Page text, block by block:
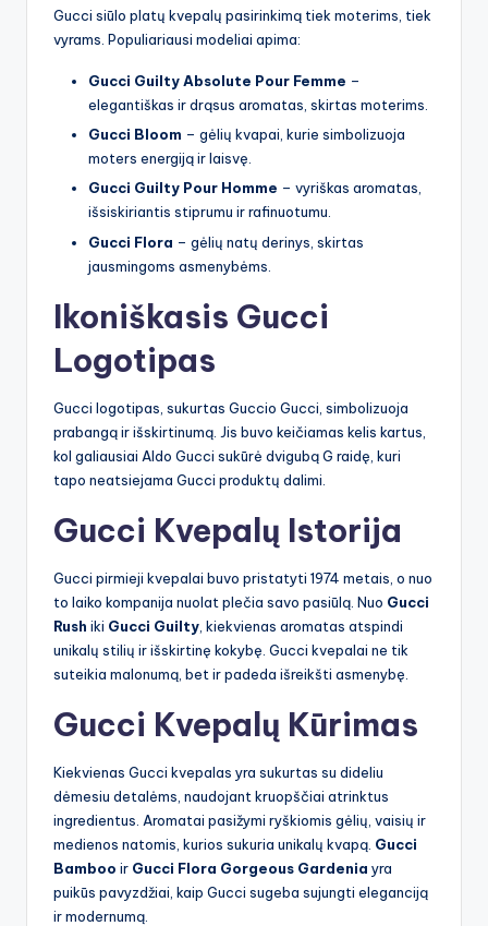
Gucci siūlo platų kvepalų pasirinkimą tiek moterims, tiek
vyrams. Populiariausi modeliai apima:
Gucci Guilty Absolute Pour Femme –
elegantiškas ir drąsus aromatas, skirtas moterims.
Gucci Bloom – gėlių kvapai, kurie simbolizuoja
moters energiją ir laisvę.
Gucci Guilty Pour Homme – vyriškas aromatas,
išsiskiriantis stiprumu ir rafinuotumu.
Gucci Flora – gėlių natų derinys, skirtas
jausmingoms asmenybėms.
Ikoniškasis Gucci
Logotipas
Gucci logotipas, sukurtas Guccio Gucci, simbolizuoja
prabangą ir išskirtinumą. Jis buvo keičiamas kelis kartus,
kol galiausiai Aldo Gucci sukūrė dvigubą G raidę, kuri
tapo neatsiejama Gucci produktų dalimi.
Gucci Kvepalų Istorija
Gucci pirmieji kvepalai buvo pristatyti 1974 metais, o nuo
to laiko kompanija nuolat plečia savo pasiūlą. Nuo Gucci
Rush iki Gucci Guilty , kiekvienas aromatas atspindi
unikalų stilių ir išskirtinę kokybę. Gucci kvepalai ne tik
suteikia malonumą, bet ir padeda išreikšti asmenybę.
Gucci Kvepalų Kūrimas
Kiekvienas Gucci kvepalas yra sukurtas su dideliu
dėmesiu detalėms, naudojant kruopščiai atrinktus
ingredientus. Aromatai pasižymi ryškiomis gėlių, vaisių ir
medienos natomis, kurios sukuria unikalų kvapą. Gucci
Bamboo ir Gucci Flora Gorgeous Gardenia yra
puikūs pavyzdžiai, kaip Gucci sugeba sujungti eleganciją
ir modernumą.